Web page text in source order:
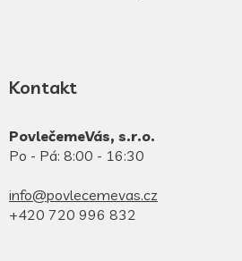
Kontakt
PovlečemeVás, s.r.o.
Po - Pá: 8:00 - 16:30
info@povlecemevas.cz
+420 720 996 832